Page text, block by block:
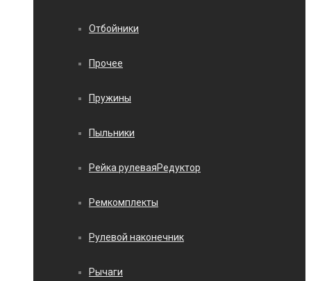
Отбойники
Прочее
Пружины
Пыльники
Рейка рулеваяРедуктор
Ремкомплекты
Рулевой наконечник
Рычаги